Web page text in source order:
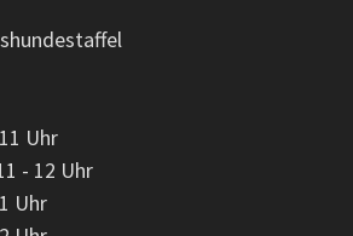
Uhr
- 12 Uhr
Uhr